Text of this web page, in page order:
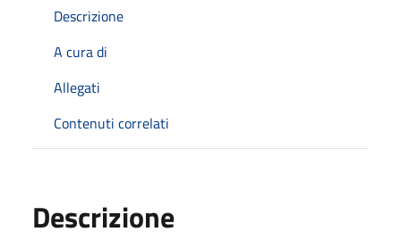
Descrizione
A cura di
Allegati
Contenuti correlati
Descrizione